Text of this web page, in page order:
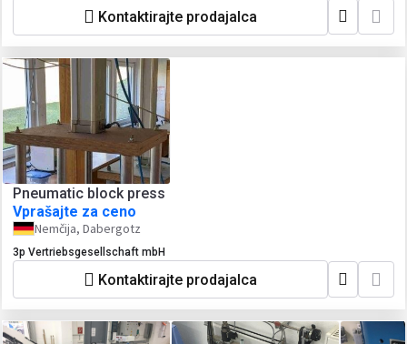
Kontaktirajte prodajalca
Pneumatic block press
Vprašajte za ceno
Nemčija, Dabergotz
3p Vertriebsgesellschaft mbH
Kontaktirajte prodajalca